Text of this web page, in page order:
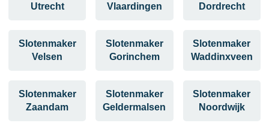
Utrecht
Vlaardingen
Dordrecht
Slotenmaker
Velsen
Slotenmaker
Gorinchem
Slotenmaker
Waddinxveen
Slotenmaker
Zaandam
Slotenmaker
Geldermalsen
Slotenmaker
Noordwijk